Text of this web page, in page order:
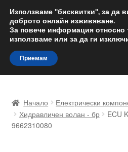
ДОСТАВКА
Доставка по
Skip
to
navigation
Skip
to
content
Доставка по целия свят
Начало Електрически
Хидравличен волан - бр
ECU
9662310080
Използваме "бисквитки", за да
доброто онлайн изживяване.
За повече информация относно
използваме или за да ги
Приемам